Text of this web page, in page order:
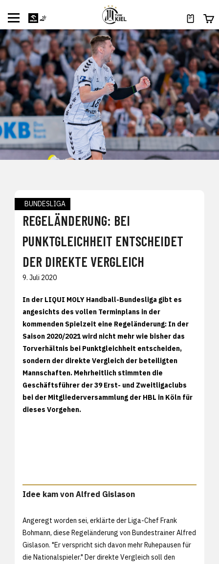
BUNDESLIGA
REGELÄNDERUNG: BEI
PUNKTGLEICHHEIT ENTSCHEIDET
DER DIREKTE VERGLEICH
9. Juli 2020
In der LIQUI MOLY Handball-Bundesliga gibt es
angesichts des vollen Terminplans in der
kommenden Spielzeit eine Regeländerung: In der
Saison 2020/2021 wird nicht mehr wie bisher das
Torverhältnis bei Punktgleichheit entscheiden,
sondern der direkte Vergleich der beteiligten
Mannschaften. Mehrheitlich stimmten die
Geschäftsführer der 39 Erst- und Zweitligaclubs
bei der Mitgliederversammlung der HBL in Köln für
dieses Vorgehen.
Idee kam von Alfred Gislason
Angeregt worden sei, erklärte der Liga-Chef Frank
Bohmann, diese Regeländerung von Bundestrainer Alfred
Gislason. "Er verspricht sich davon mehr Ruhepausen für
die Nationalspieler." Der direkte Vergleich soll den